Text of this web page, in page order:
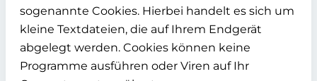
sogenannte Cookies. Hierbei handelt es sich um
kleine Textdateien, die auf Ihrem Endgerät
abgelegt werden. Cookies können keine
Programme ausführen oder Viren auf Ihr